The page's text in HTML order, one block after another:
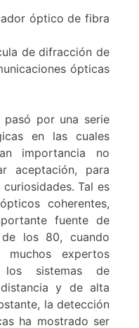
óptico de fibra
de difracción de
ópticas
por una serie
en las cuales
importancia no
aceptación, para
Tal es
coherentes,
fuente de
de los 80, cuando
muchos expertos
sistemas de
y de alta
la detección
ha mostrado ser